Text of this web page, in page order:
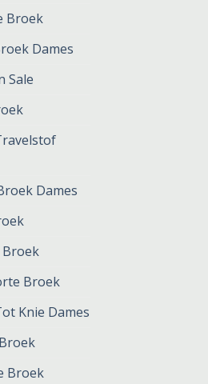
Broek
Dames
Sale
Dames
Broek
Knie Dames
Broek